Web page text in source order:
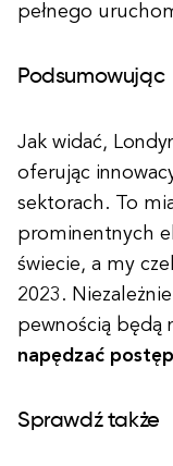
pełnego
Podsumowując
Jak widać,
oferując
sektorach. To
prominentnych
świecie, a my
2023.
pewnością będą
napędzać postęp
Sprawdź także